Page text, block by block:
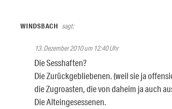
WINDSBACH sagt:
13. Dezember 2010 um 12:40 Uhr
Die Sesshaften?
Die Zurückgebliebenen. (weil sie ja
die Zugroasten, die von daheim ja auch
Die Alteingesessenen.